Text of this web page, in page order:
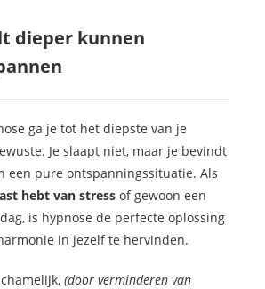
dieper kunnen
ga je tot het diepste van je
Je slaapt niet, maar je bevindt
een pure ontspanningssituatie. Als
hebt van stress of gewoon een
is hypnose de perfecte oplossing
in jezelf te hervinden.
(door verminderen van